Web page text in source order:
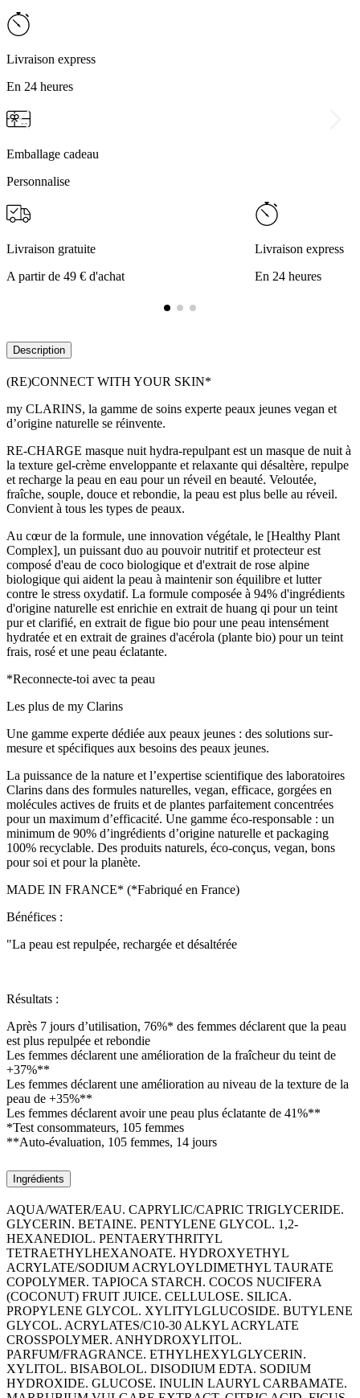
Livraison express
En 24 heures
Emballage cadeau
Personnalise
Livraison gratuite
A partir de 49 € d'achat
Livraison express
En 24 heures
Description
(RE)CONNECT WITH YOUR SKIN*
my CLARINS, la gamme de soins experte peaux jeunes vegan et
d’origine naturelle se réinvente.
RE-CHARGE masque nuit hydra-repulpant est un masque de nuit à
la texture gel-crème enveloppante et relaxante qui désaltère, repulpe
et recharge la peau en eau pour un réveil en beauté. Veloutée,
fraîche, souple, douce et rebondie, la peau est plus belle au réveil.
Convient à tous les types de peaux.
Au cœur de la formule, une innovation végétale, le [Healthy Plant
Complex], un puissant duo au pouvoir nutritif et protecteur est
composé d'eau de coco biologique et d'extrait de rose alpine
biologique qui aident la peau à maintenir son équilibre et lutter
contre le stress oxydatif. La formule composée à 94% d'ingrédients
d'origine naturelle est enrichie en extrait de huang qi pour un teint
pur et clarifié, en extrait de figue bio pour une peau intensément
hydratée et en extrait de graines d'acérola (plante bio) pour un teint
frais, rosé et une peau éclatante.
*Reconnecte-toi avec ta peau
Les plus de my Clarins
Une gamme experte dédiée aux peaux jeunes : des solutions sur-
mesure et spécifiques aux besoins des peaux jeunes.
La puissance de la nature et l’expertise scientifique des laboratoires
Clarins dans des formules naturelles, vegan, efficace, gorgées en
molécules actives de fruits et de plantes parfaitement concentrées
pour un maximum d’efficacité. Une gamme éco-responsable : un
minimum de 90% d’ingrédients d’origine naturelle et packaging
100% recyclable. Des produits naturels, éco-conçus, vegan, bons
pour soi et pour la planète.
MADE IN FRANCE* (*Fabriqué en France)
Bénéfices :
"La peau est repulpée, rechargée et désaltérée
Résultats :
Après 7 jours d’utilisation, 76%* des femmes déclarent que la peau
est plus repulpée et rebondie
Les femmes déclarent une amélioration de la fraîcheur du teint de
+37%**
Les femmes déclarent une amélioration au niveau de la texture de la
peau de +35%**
Les femmes déclarent avoir une peau plus éclatante de 41%**
*Test consommateurs, 105 femmes
**Auto-évaluation, 105 femmes, 14 jours
Ingrédients
AQUA/WATER/EAU. CAPRYLIC/CAPRIC TRIGLYCERIDE.
GLYCERIN. BETAINE. PENTYLENE GLYCOL. 1,2-
HEXANEDIOL. PENTAERYTHRITYL
TETRAETHYLHEXANOATE. HYDROXYETHYL
ACRYLATE/SODIUM ACRYLOYLDIMETHYL TAURATE
COPOLYMER. TAPIOCA STARCH. COCOS NUCIFERA
(COCONUT) FRUIT JUICE. CELLULOSE. SILICA.
PROPYLENE GLYCOL. XYLITYLGLUCOSIDE. BUTYLENE
GLYCOL. ACRYLATES/C10-30 ALKYL ACRYLATE
CROSSPOLYMER. ANHYDROXYLITOL.
PARFUM/FRAGRANCE. ETHYLHEXYLGLYCERIN.
XYLITOL. BISABOLOL. DISODIUM EDTA. SODIUM
HYDROXIDE. GLUCOSE. INULIN LAURYL CARBAMATE.